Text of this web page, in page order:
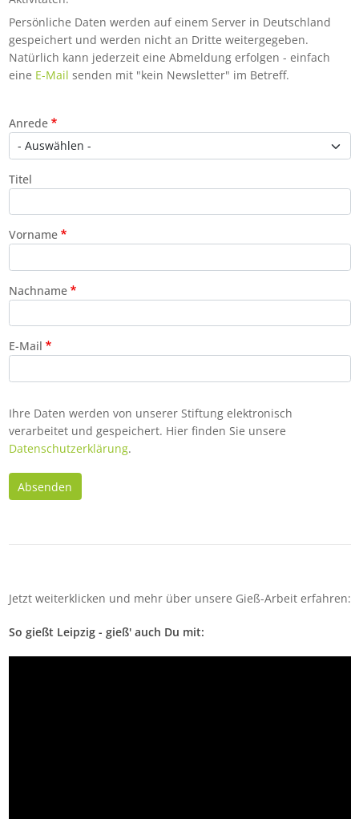
Persönliche Daten werden auf einem Server in Deutschland
gespeichert und werden nicht an Dritte weitergegeben.
Natürlich kann jederzeit eine Abmeldung erfolgen - einfach
eine E-Mail senden mit "kein Newsletter" im Betreff.
Anrede
Titel
Vorname
Nachname
E-Mail
Ihre Daten werden von unserer Stiftung elektronisch
verarbeitet und gespeichert. Hier finden Sie unsere
Datenschutzerklärung.
Absenden
Jetzt weiterklicken und mehr über unsere Gieß-Arbeit erfahren:
So gießt Leipzig - gieß' auch Du mit: